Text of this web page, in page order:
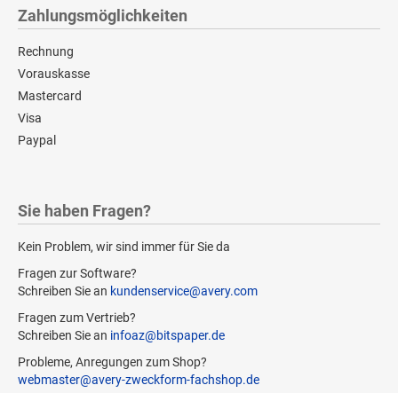
Zahlungsmöglichkeiten
Rechnung
Vorauskasse
Mastercard
Visa
Paypal
Sie haben Fragen?
Kein Problem, wir sind immer für Sie da
Fragen zur Software?
Schreiben Sie an kundenservice@avery.com
Fragen zum Vertrieb?
Schreiben Sie an infoaz@bitspaper.de
Probleme, Anregungen zum Shop?
webmaster@avery-zweckform-fachshop.de